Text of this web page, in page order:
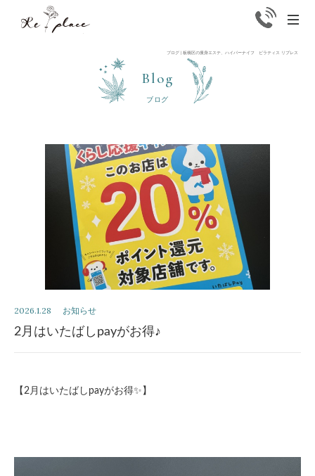
ブログ | 板橋区の痩身エステ、ハイパーナイフ ピラティス リプレス
Blog
ブログ
2026.1.28 お知らせ
2月はいたばしpayがお得♪
【2月はいたばしpayがお得✨】